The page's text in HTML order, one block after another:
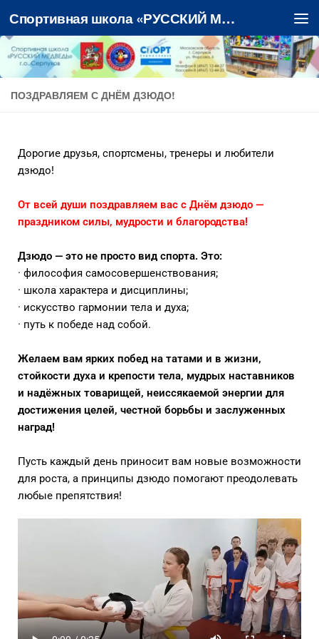
Перейти к содержимому Спортивная школа «РУССКИЙ МЕДВЕДЬ»
ПОЗДРАВЛЯЕМ С ДНЁМ ДЗЮДО!
Дорогие друзья, спортсмены, тренеры и любители
дзюдо!
От всей души поздравляем вас с Днём дзюдо —
праздником силы, мудрости и благородства!
Дзюдо — это не просто вид спорта. Это:
· философия самосовершенствования;
· школа характера и дисциплины;
· искусство гармонии тела и духа;
· путь к победе над собой.
Желаем вам ярких побед на татами и в жизни,
стойкости духа и крепости тела, мудрых наставников
и надёжных товарищей, неиссякаемой энергии для
достижения целей, честной борьбы и заслуженных
наград!
Пусть каждый день приносит вам новые возможности
для роста, а принципы дзюдо помогают преодолевать
любые препятствия!